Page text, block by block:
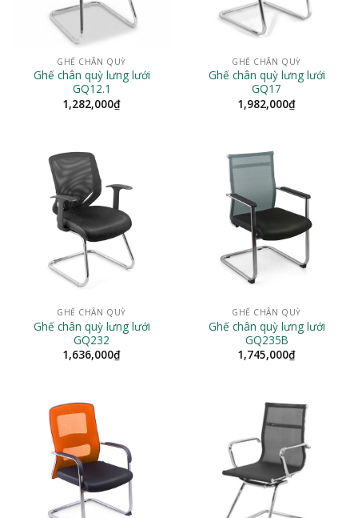
GHẾ CHÂN QUỲ
Ghế chân quỳ lưng lưới
GQ12.1
1,282,000₫
GHẾ CHÂN QUỲ
Ghế chân quỳ lưng lưới
GQ17
1,982,000₫
GHẾ CHÂN QUỲ
Ghế chân quỳ lưng lưới
GQ232
1,636,000₫
GHẾ CHÂN QUỲ
Ghế chân quỳ lưng lưới
GQ235B
1,745,000₫